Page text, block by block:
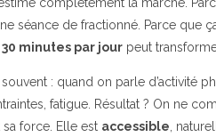
complètement la marche.
séance de fractionné. Parce que
minutes par jour peut
: quand on parle d’activité
fatigue. Résultat ? On ne
sa force. Elle est accessible,